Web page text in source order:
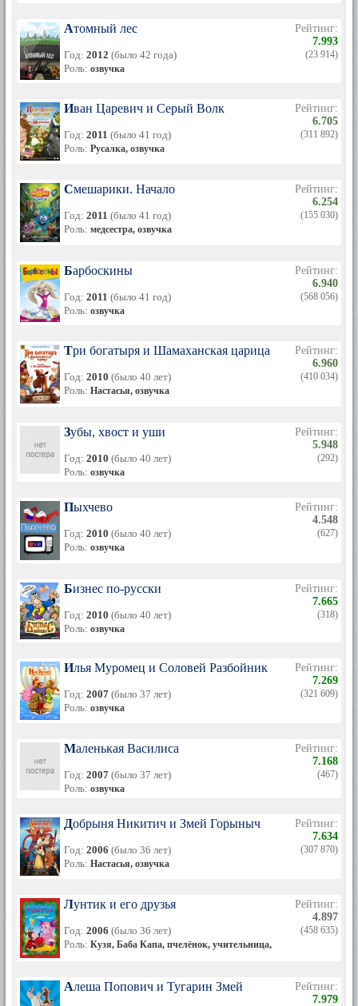
Атомный лес
Год: 2012 (было 42 года)
Роль: озвучка
Рейтинг:
7.993
(23 914)
Иван Царевич и Серый Волк
Год: 2011 (было 41 год)
Роль: Русалка, озвучка
Рейтинг:
6.705
(311 892)
Смешарики. Начало
Год: 2011 (было 41 год)
Роль: медсестра, озвучка
Рейтинг:
6.254
(155 030)
Барбоскины
Год: 2011 (было 41 год)
Роль: озвучка
Рейтинг:
6.940
(568 056)
Три богатыря и Шамаханская царица
Год: 2010 (было 40 лет)
Роль: Настасья, озвучка
Рейтинг:
6.960
(410 034)
Зубы, хвост и уши
Год: 2010 (было 40 лет)
Роль: озвучка
Рейтинг:
5.948
(292)
Пыхчево
Год: 2010 (было 40 лет)
Роль: озвучка
Рейтинг:
4.548
(627)
Бизнес по-русски
Год: 2010 (было 40 лет)
Роль: озвучка
Рейтинг:
7.665
(318)
Илья Муромец и Соловей Разбойник
Год: 2007 (было 37 лет)
Роль: озвучка
Рейтинг:
7.269
(321 609)
Маленькая Василиса
Год: 2007 (было 37 лет)
Роль: озвучка
Рейтинг:
7.168
(467)
Добрыня Никитич и Змей Горыныч
Год: 2006 (было 36 лет)
Роль: Настасья, озвучка
Рейтинг:
7.634
(307 870)
Лунтик и его друзья
Год: 2006 (было 36 лет)
Роль: Кузя, Баба Капа, пчелёнок, учительница, бабочка, Тим,
Рейтинг:
4.897
(458 635)
Алеша Попович и Тугарин Змей
Рейтинг:
7.979